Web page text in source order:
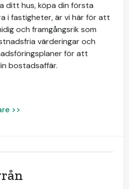
ditt hus, köpa din första
i fastigheter, är vi här för att
och framgångsrik som
värderingar och
för att
bostadsaffär.
>>